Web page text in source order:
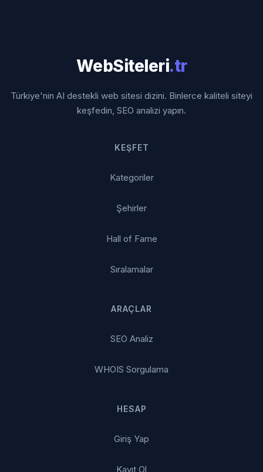
WebSiteleri.tr
Türkiye'nin AI destekli web sitesi dizini. Binlerce kaliteli siteyi
keşfedin, SEO analizi yapın.
KEŞFET
Kategoriler
Şehirler
Hall of Fame
Sıralamalar
ARAÇLAR
SEO Analiz
WHOIS Sorgulama
HESAP
Giriş Yap
Kayıt Ol